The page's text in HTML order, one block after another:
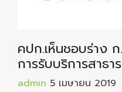
คปก.เห็นชอบร่าง
การรับบริการสาธ
admin 5 เมษายน 2019